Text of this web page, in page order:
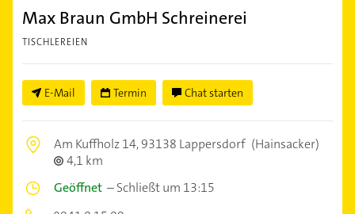
Max Braun GmbH Schreinerei
TISCHLEREIEN
E-Mail Termin Chat starten
Am Kuffholz 14,93138 Lappersdorf (Hainsacker)
4,1 km
Geöffnet –Schließt um 13:15